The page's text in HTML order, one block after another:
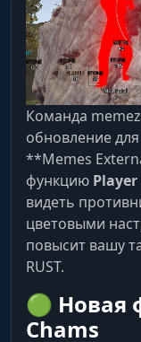
Команда
обновление
**Memes
функцию
видеть
цветовыми
повысит вашу
RUST.
🟢 Новая
Chams